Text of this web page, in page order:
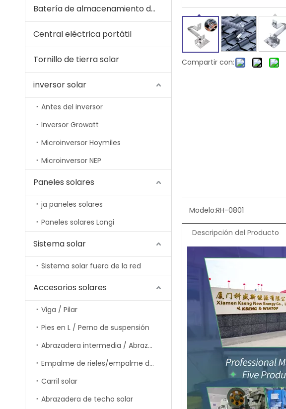
Batería de almacenamiento de energía
Central eléctrica portátil
Tornillo de tierra solar
inversor solar
Antes del inversor
Inversor Growatt
Microinversor Hoymiles
Microinversor NEP
Paneles solares
ja paneles solares
Paneles solares Longi
Sistema solar
Sistema solar fuera de la red
Accesorios solares
Viga / Pilar
Pies en L / Perno de suspensión
Abrazadera intermedia / Abrazadera final / Abrazadera de riel
Empalme de rieles/empalme de vigas
Carril solar
Abrazadera de techo solar
Compartir con:
Modelo:RH-0801
Descripción del Producto